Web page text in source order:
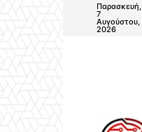
Παρασκευή,
7
Αυγούστου,
2026